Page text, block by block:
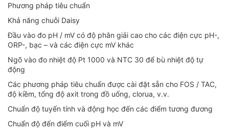
Phương pháp tiêu chuẩn
Khả năng chuỗi Daisy
Đầu vào đo pH / mV có độ phân giải cao cho các điện cực pH-,
ORP-, bạc – và các điện cực mV khác
Ngõ vào đo nhiệt độ Pt 1000 và NTC 30 để bù nhiệt độ tự
động
Các phương pháp tiêu chuẩn được cài đặt sẵn cho FOS / TAC,
độ kiềm, tổng độ axit trong đồ uống, clorua, v.v.
Chuẩn độ tuyến tính và động học đến các điểm tương đương
Chuẩn độ đến điểm cuối pH và mV